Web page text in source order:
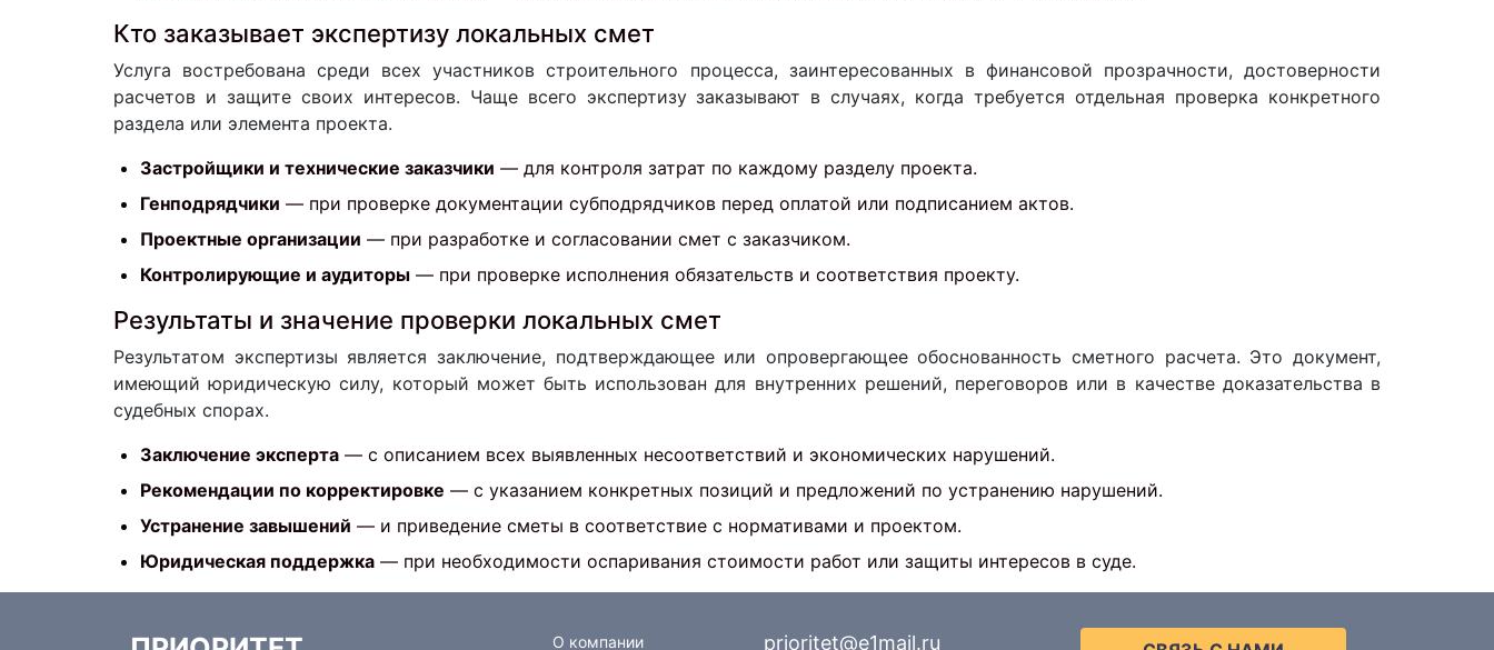
Кто заказывает экспертизу локальных смет
Услуга востребована среди всех участников строительного процесса, заинтересованных в финансовой прозрачности, достоверности
расчетов и защите своих интересов. Чаще всего экспертизу заказывают в случаях, когда требуется отдельная проверка конкретного
раздела или элемента проекта.
Застройщики и технические заказчики — для контроля затрат по каждому разделу проекта.
Генподрядчики — при проверке документации субподрядчиков перед оплатой или подписанием актов.
Проектные организации — при разработке и согласовании смет с заказчиком.
Контролирующие и аудиторы — при проверке исполнения обязательств и соответствия проекту.
Результаты и значение проверки локальных смет
Результатом экспертизы является заключение, подтверждающее или опровергающее обоснованность сметного расчета. Это документ,
имеющий юридическую силу, который может быть использован для внутренних решений, переговоров или в качестве доказательства в
судебных спорах.
Заключение эксперта — с описанием всех выявленных несоответствий и экономических нарушений.
Рекомендации по корректировке — с указанием конкретных позиций и предложений по устранению нарушений.
Устранение завышений — и приведение сметы в соответствие с нормативами и проектом.
Юридическая поддержка — при необходимости оспаривания стоимости работ или защиты интересов в суде.
О компании prioritet@e1mail.ru